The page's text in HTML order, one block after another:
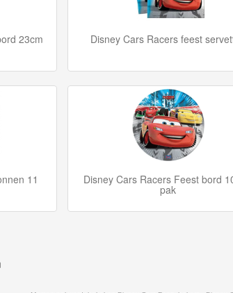
23cm Disney Cars Racers feest
11 Disney Cars Racers Feest bord
pak